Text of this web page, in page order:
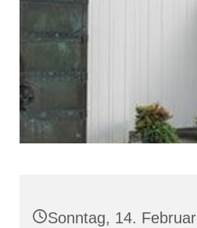
Sonntag, 14.